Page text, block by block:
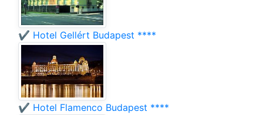
✔️ Hotel Gellért Budapest ****
✔️ Hotel Flamenco Budapest ****